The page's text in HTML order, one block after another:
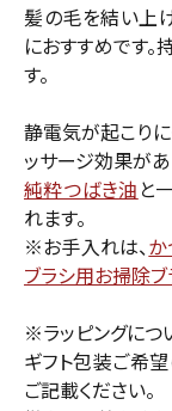
髪の毛を結い上
におすすめです
す。
静電気が起こりに
ッサージ効果があ
純粋つばき油 と
れます。
※お手入れは、
ブラシ用お掃除ブ
※ラッピングにつ
ギフト包装ご希
ご記載ください。